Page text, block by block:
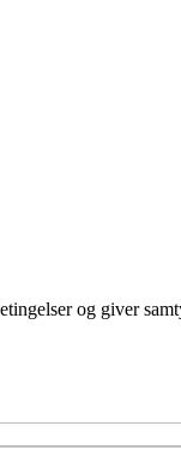
og giver